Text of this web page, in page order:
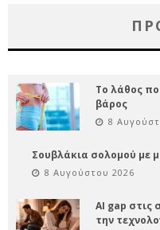
Το λάθος
βάρος
8
Σουβλάκια σολομού με
8 Αυγούστου 2026
AI gap στις
την